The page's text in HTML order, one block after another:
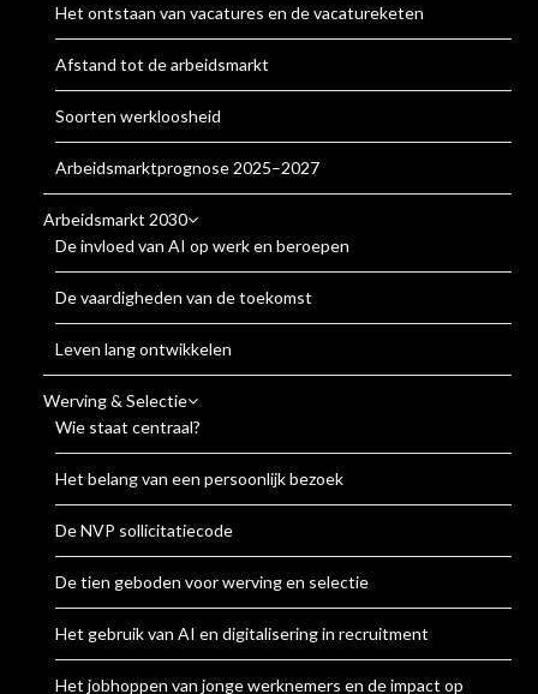
Het ontstaan van vacatures en de vacatureketen
Afstand tot de arbeidsmarkt
Soorten werkloosheid
Arbeidsmarktprognose 2025–2027
Arbeidsmarkt 2030
De invloed van AI op werk en beroepen
De vaardigheden van de toekomst
Leven lang ontwikkelen
Werving & Selectie
Wie staat centraal?
Het belang van een persoonlijk bezoek
De NVP sollicitatiecode
De tien geboden voor werving en selectie
Het gebruik van AI en digitalisering in recruitment
Het jobhoppen van jonge werknemers en de impact op